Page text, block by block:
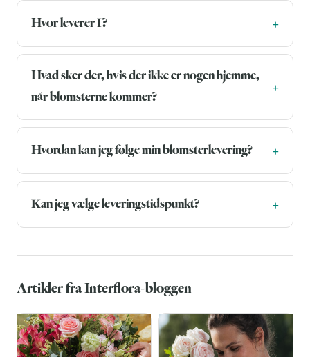
Hvor leverer I?
Hvad sker der, hvis der ikke er nogen hjemme,
når blomsterne kommer?
Hvordan kan jeg følge min blomsterlevering?
Kan jeg vælge leveringstidspunkt?
Artikler fra Interflora-bloggen